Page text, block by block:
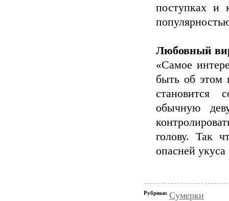
поступках и
Любовный
«Самое
быть об этом
становится
обычную
голову. Так
опасней
Рубрики: Сумерки